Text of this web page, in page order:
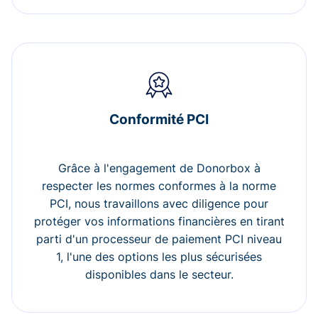
Conformité PCI
Grâce à l'engagement de Donorbox à
respecter les normes conformes à la norme
PCI, nous travaillons avec diligence pour
protéger vos informations financières en tirant
parti d'un processeur de paiement PCI niveau
1, l'une des options les plus sécurisées
disponibles dans le secteur.